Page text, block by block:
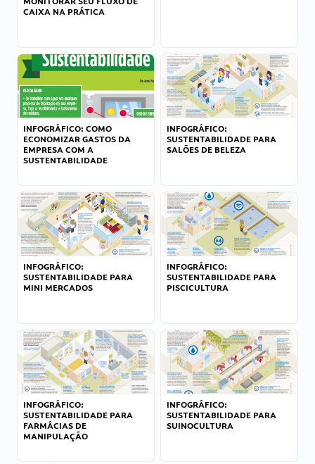
CAIXA NA PRÁTICA
INFOGRÁFICO: COMO
ECONOMIZAR GASTOS DA
EMPRESA COM A
SUSTENTABILIDADE
INFOGRÁFICO:
SUSTENTABILIDADE PARA
SALÕES DE BELEZA
INFOGRÁFICO:
SUSTENTABILIDADE PARA
MINI MERCADOS
INFOGRÁFICO:
SUSTENTABILIDADE PARA
PISCICULTURA
INFOGRÁFICO:
SUSTENTABILIDADE PARA
FARMÁCIAS DE
MANIPULAÇÃO
INFOGRÁFICO:
SUSTENTABILIDADE PARA
SUINOCULTURA